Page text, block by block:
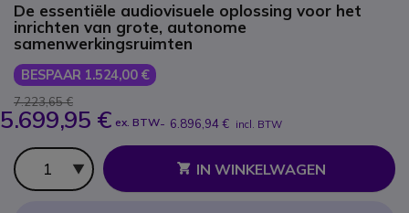
De essentiële audiovisuele oplossing voor het
inrichten van grote, autonome
samenwerkingsruimten
BESPAAR 1.524,00 €
7.223,65 €
5.699,95 € ex. BTW- 6.896,94 € incl. BTW
Aantal
IN WINKELWAGEN